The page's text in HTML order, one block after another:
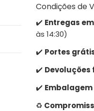
Condições de
✔️ Entregas
às 14:30)
✔️ Portes
✔️ Devoluções
✔️ Embalagem
♻️